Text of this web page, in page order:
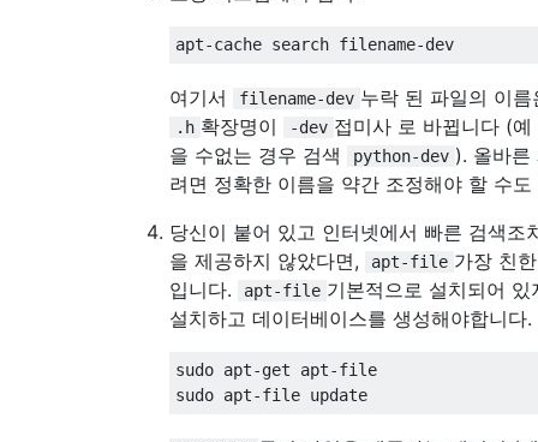
여기서 filename-dev 누락 된 파일의 이
.h 확장명이 -dev 접미사 로 바뀝니다 (
을 수없는 경우 검색
python-dev ). 올바른
려면 정확한 이름을 약간 조정해야 할 수도
당신이 붙어 있고 인터넷에서 빠른 검색조
을 제공하지 않았다면,
apt-file 가장 친
입니다.
apt-file 기본적으로 설치되어 있
설치하고 데이터베이스를 생성해야합니다.
sudo apt-get apt-file